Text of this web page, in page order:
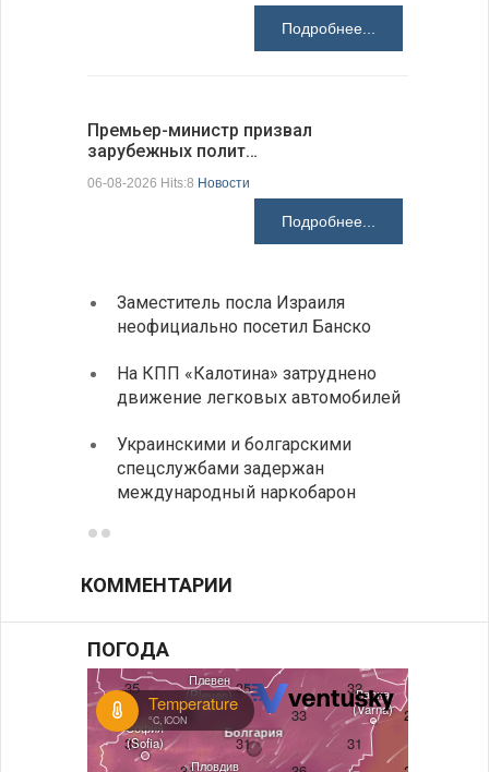
Подробнее...
Премьер-министр призвал
зарубежных полит…
06-08-2026 Hits:8 Новости
Подробнее...
Заместитель посла Израиля
неофициально посетил Банско
На КПП «Калотина» затруднено
движение легковых автомобилей
Украинскими и болгарскими
спецслужбами задержан
международный наркобарон
КОММЕНТАРИИ
ПОГОДА